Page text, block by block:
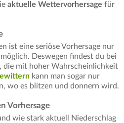
aktuelle Wettervorhersage für
ist eine seriöse Vorhersage nur
Deswegen findest du bei
die mit hoher Wahrscheinlichkeit
kann man sogar nur
wo es blitzen und donnern wird.
Vorhersage
wie stark aktuell Niederschlag